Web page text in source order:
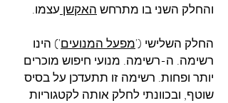
והחלק השני בו מתרחש האקשן עצמו.
החלק השלישי ('מפעל המנועים') הינו
רשימה. ה-רשימה. מנועי חיפוש מוכרים
יותר ופחות. רשימה זו תתעדכן על בסיס
שוטף, ובכוונתי לחלק אותה לקטגוריות